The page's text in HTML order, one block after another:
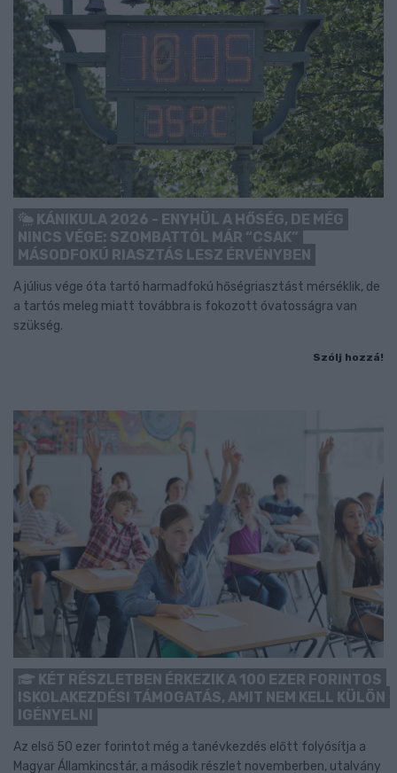
KÁNIKULA 2026 - ENYHÜL A HŐSÉG, DE MÉG
NINCS VÉGE: SZOMBATTÓL MÁR “CSAK”
MÁSODFOKÚ RIASZTÁS LESZ ÉRVÉNYBEN
A július vége óta tartó harmadfokú hőségriasztást mérséklik, de
a tartós meleg miatt továbbra is fokozott óvatosságra van
szükség.
Szólj hozzá!
KÉT RÉSZLETBEN ÉRKEZIK A 100 EZER FORINTOS
ISKOLAKEZDÉSI TÁMOGATÁS, AMIT NEM KELL KÜLÖN
IGÉNYELNI
Az első 50 ezer forintot még a tanévkezdés előtt folyósítja a
Magyar Államkincstár, a második részlet novemberben, utalvány